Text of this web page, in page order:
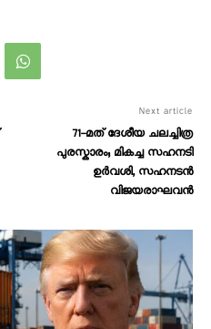
Next article
71-മത് ദേശീയ ചലച്ചിത്ര
പുരസ്കാരം; മികച്ച സഹനടി
ഉര്‍വശി, സഹനടൻ
വിജയരാഘവൻ